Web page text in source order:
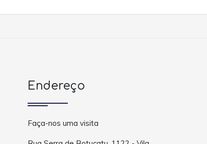
Endereço
Faça-nos uma visita